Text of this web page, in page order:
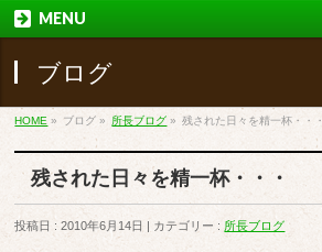
MENU
ブログ
HOME » ブログ » 所長ブログ » 残された日々を精一杯・・・
残された日々を精一杯・・・
投稿日 : 2010年6月14日 カテゴリー : 所長ブログ